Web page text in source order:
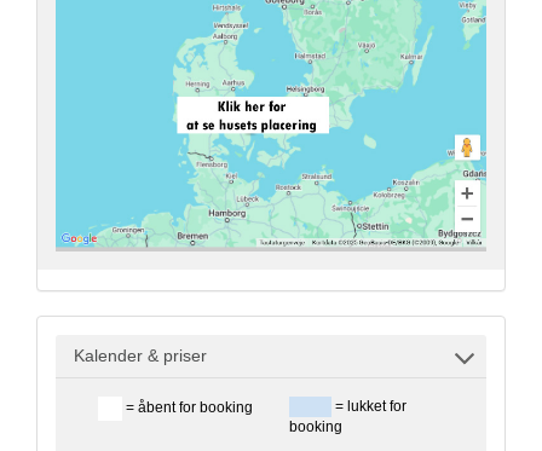
Kalender & priser
= åbent for booking
= lukket for
booking